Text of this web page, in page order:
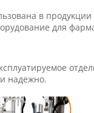
в
для
надежно.